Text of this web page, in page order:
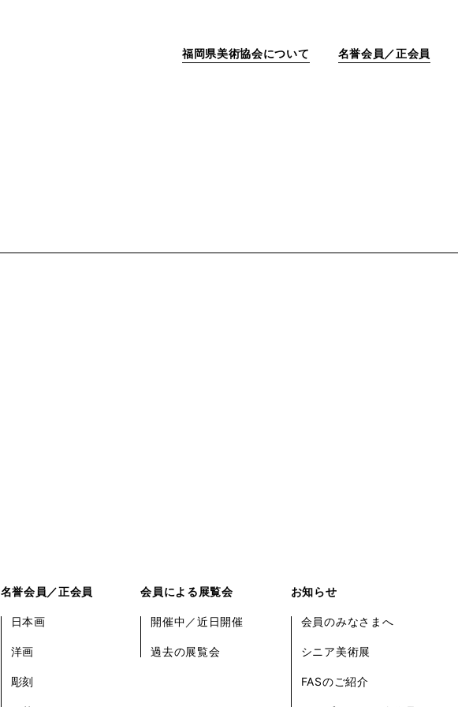
福岡県美術協会について 名誉会員／正会員
名誉会員／正会員
日本画
洋画
彫刻
会員による展覧会
開催中／近日開催
過去の展覧会
お知らせ
会員のみなさまへ
シニア美術展
FASのご紹介